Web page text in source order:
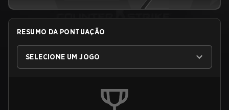
RESUMO DA PONTUAÇÃO
SELECIONE UM JOGO